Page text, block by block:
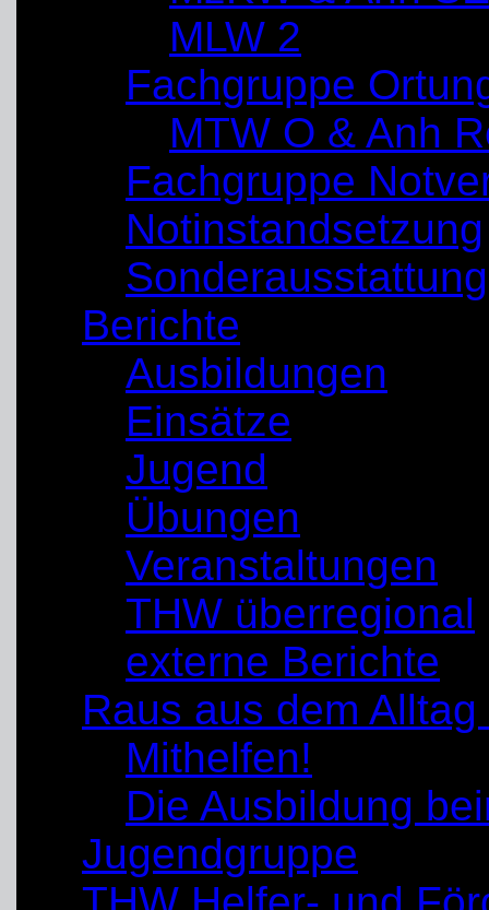
MLW 2
Fachgruppe
MTW O & Anh
Fachgruppe
Notinstandsetzung
Sonderausstattung
Berichte
Ausbildungen
Einsätze
Jugend
Übungen
Veranstaltungen
THW überregional
externe Berichte
Raus aus dem
Mithelfen!
Die Ausbildung
Jugendgruppe